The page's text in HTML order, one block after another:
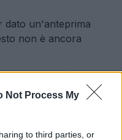
Not Process My
to third parties, or
dato un'anteprima
non è ancora